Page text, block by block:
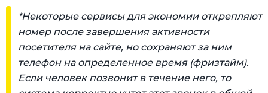
*Некоторые сервисы для экономии открепляют
номер после завершения активности
посетителя на сайте, но сохраняют за ним
телефон на определенное время (фризтайм).
Если человек позвонит в течение него, то